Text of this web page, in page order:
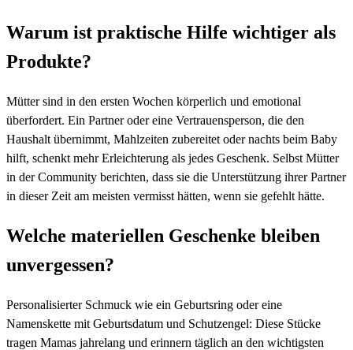
Warum ist praktische Hilfe wichtiger als
Produkte?
Mütter sind in den ersten Wochen körperlich und emotional
überfordert. Ein Partner oder eine Vertrauensperson, die den
Haushalt übernimmt, Mahlzeiten zubereitet oder nachts beim Baby
hilft, schenkt mehr Erleichterung als jedes Geschenk. Selbst Mütter
in der Community berichten, dass sie die Unterstützung ihrer Partner
in dieser Zeit am meisten vermisst hätten, wenn sie gefehlt hätte.
Welche materiellen Geschenke bleiben
unvergessen?
Personalisierter Schmuck wie ein Geburtsring oder eine
Namenskette mit Geburtsdatum und Schutzengel: Diese Stücke
tragen Mamas jahrelang und erinnern täglich an den wichtigsten